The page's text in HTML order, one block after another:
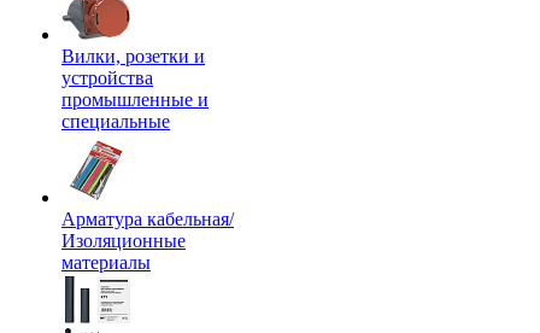
Вилки, розетки и
устройства
промышленные и
специальные
Арматура кабельная/
Изоляционные
материалы